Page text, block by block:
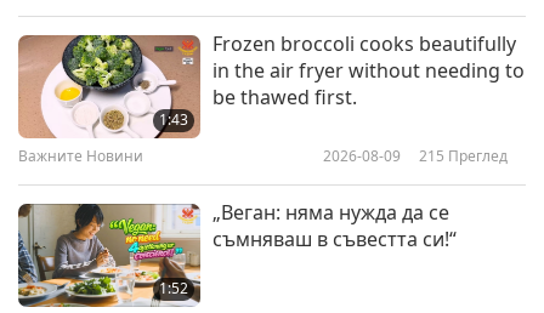
Преломната точка на океаните
по-скоро от очакваното
Фермите за Животни: Критичен
1:43
Frozen broccoli cooks beautifully
in the air fryer without needing to
be thawed first.
Важните Новини 2026-08-09 215 Преглед
1:52
„Веган: няма нужда да се
съмняваш в съвестта си!“